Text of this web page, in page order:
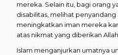
mereka. Selain itu, bagi orang
disabilitas, melihat penyandang
meningkatkan iman mereka
atas nikmat yang diberikan
Islam menganjurkan umatnya